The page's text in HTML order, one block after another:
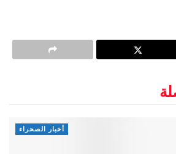
أخبار الصحراء